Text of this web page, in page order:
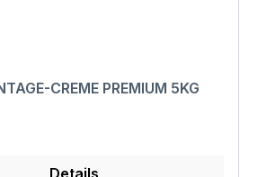
CREME PREMIUM 5KG